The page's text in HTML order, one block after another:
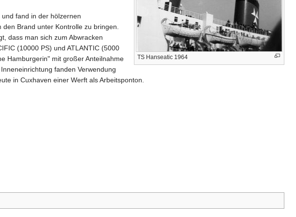
TS Hanseatic 1964
fand in der hölzernen
Brand unter Kontrolle zu bringen.
dass man sich zum Abwracken
(10000 PS) und ATLANTIC (5000
Hamburgerin" mit großer Anteilnahme
fanden Verwendung
in Cuxhaven einer Werft als Arbeitsponton.